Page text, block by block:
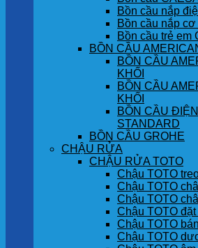
Chưa có sản phẩm trong giỏ
Bồn cầu nắp
Bồn cầu nắp
Bồn cầu trẻ em
BỒN CẦU
BỒN CẦU
KHỐI
BỒN CẦU
KHỐI
BỒN CẦU
STANDARD
BỒN CẦU GROHE
CHẬU RỬA
CHẬU RỬA TOTO
Chậu TOTO
Chậu TOTO
Chậu TOTO
Chậu TOTO đặt
Chậu TOTO
Chậu TOTO